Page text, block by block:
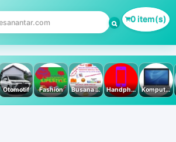
0 item(s)
Otomotif Fashion Busana Muslim Handphone & Tablet Komputer PC & Laptop